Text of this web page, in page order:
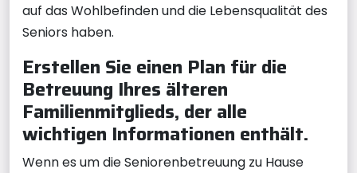
auf das Wohlbefinden und die Lebensqualität des
Seniors haben.
Erstellen Sie einen Plan für die
Betreuung Ihres älteren
Familienmitglieds, der alle
wichtigen Informationen enthält.
Wenn es um die Seniorenbetreuung zu Hause